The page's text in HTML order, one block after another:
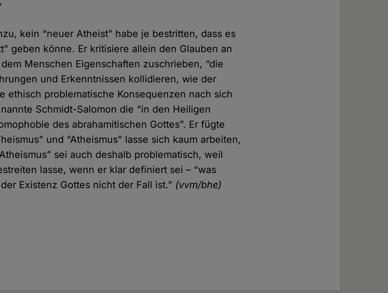
kein “neuer Atheist” habe je bestritten, dass es
geben könne. Er kritisiere allein den Glauben an
Menschen Eigenschaften zuschrieben, “die
und Erkenntnissen kollidieren, wie der
ethisch problematische Konsequenzen nach sich
Schmidt-Salomon die “in den Heiligen
des abrahamitischen Gottes”. Er fügte
und “Atheismus” lasse sich kaum arbeiten,
sei auch deshalb problematisch, weil
lasse, wenn er klar definiert sei – “was
Existenz Gottes nicht der Fall ist.” (vvm/bhe)